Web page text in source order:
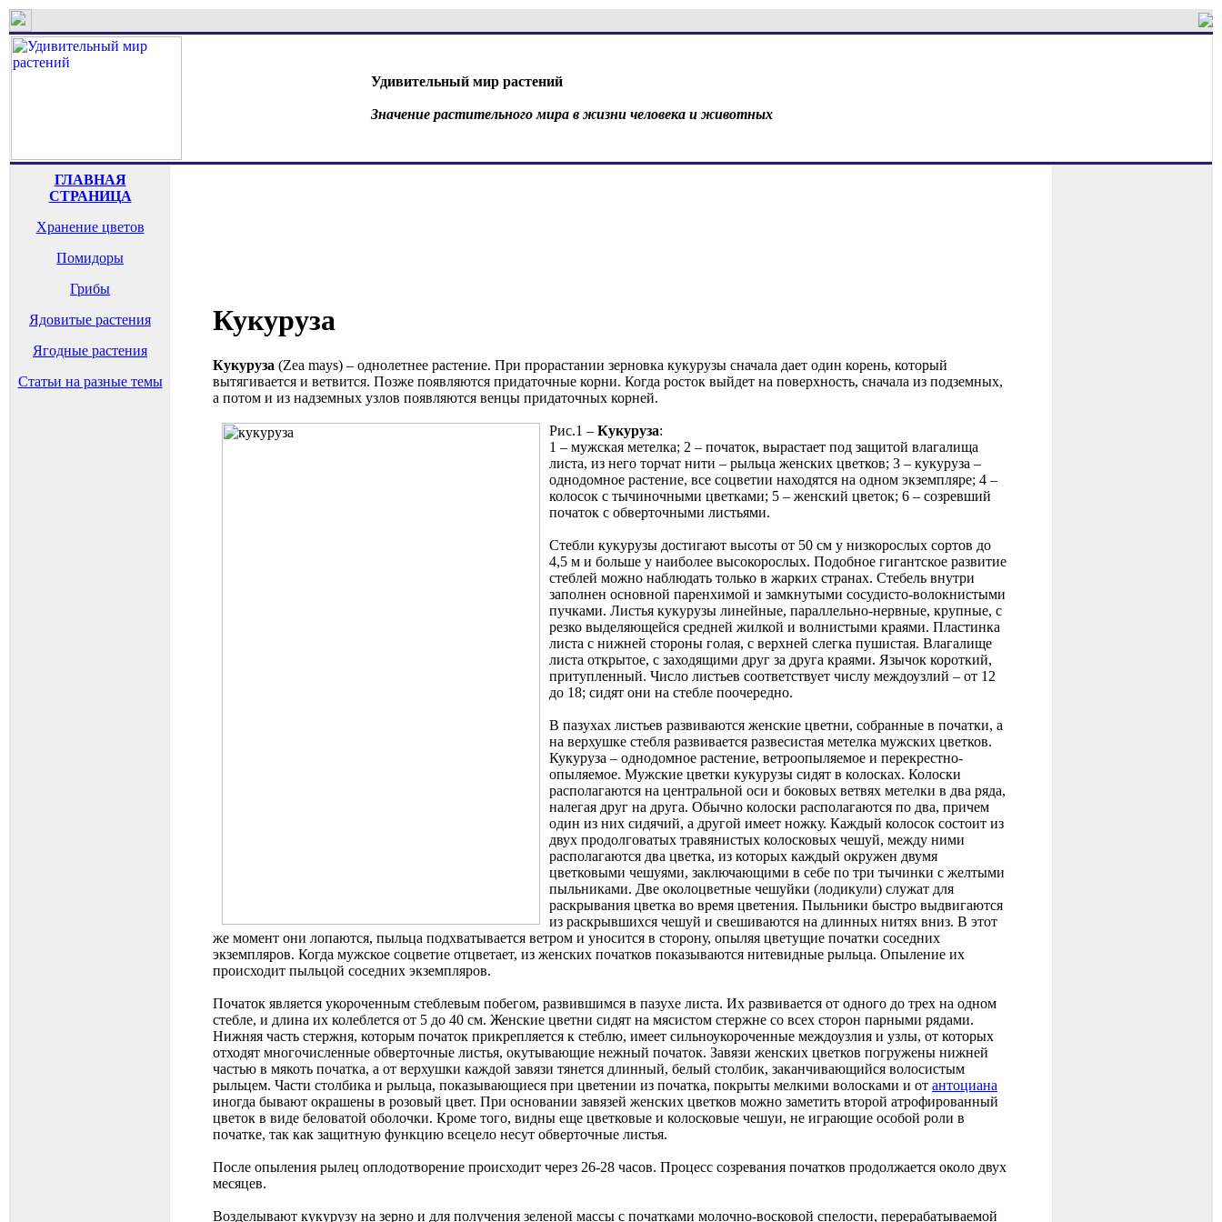
Удивительный мир растений
Значение растительного мира в жизни человека и животных
ГЛАВНАЯ
СТРАНИЦА
Хранение цветов
Помидоры
Грибы
Ядовитые растения
Ягодные растения
Статьи на разные темы
Кукуруза
Кукуруза (Zea mays) – однолетнее растение. При прорастании зерновка кукурузы сначала дает один корень, который
вытягивается и ветвится. Позже появляются придаточные корни. Когда росток выйдет на поверхность, сначала из подземных,
а потом и из надземных узлов появляются венцы придаточных корней.
Рис.1 – Кукуруза:
1 – мужская метелка; 2 – початок, вырастает под защитой влагалища
листа, из него торчат нити – рыльца женских цветков; 3 – кукуруза –
однодомное растение, все соцветии находятся на одном экземпляре; 4 –
колосок с тычиночными цветками; 5 – женский цветок; 6 – созревший
початок с обверточными листьями.
Стебли кукурузы достигают высоты от 50 см у низкорослых сортов до
4,5 м и больше у наиболее высокорослых. Подобное гигантское развитие
стеблей можно наблюдать только в жарких странах. Стебель внутри
заполнен основной паренхимой и замкнутыми сосудисто-волокнистыми
пучками. Листья кукурузы линейные, параллельно-нервные, крупные, с
резко выделяющейся средней жилкой и волнистыми краями. Пластинка
листа с нижней стороны голая, с верхней слегка пушистая. Влагалище
листа открытое, с заходящими друг за друга краями. Язычок короткий,
притупленный. Число листьев соответствует числу междоузлий – от 12
до 18; сидят они на стебле поочередно.
В пазухах листьев развиваются женские цветни, собранные в початки, а
на верхушке стебля развивается развесистая метелка мужских цветков.
Кукуруза – однодомное растение, ветроопыляемое и перекрестно-
опыляемое. Мужские цветки кукурузы сидят в колосках. Колоски
располагаются на центральной оси и боковых ветвях метелки в два ряда,
налегая друг на друга. Обычно колоски располагаются по два, причем
один из них сидячий, а другой имеет ножку. Каждый колосок состоит из
двух продолговатых травянистых колосковых чешуй, между ними
располагаются два цветка, из которых каждый окружен двумя
цветковыми чешуями, заключающими в себе по три тычинки с желтыми
пыльниками. Две околоцветные чешуйки (лодикули) служат для
раскрывания цветка во время цветения. Пыльники быстро выдвигаются
из раскрывшихся чешуй и свешиваются на длинных нитях вниз. В этот
же момент они лопаются, пыльца подхватывается ветром и уносится в сторону, опыляя цветущие початки соседних
экземпляров. Когда мужское соцветие отцветает, из женских початков показываются нитевидные рыльца. Опыление их
происходит пыльцой соседних экземпляров.
Початок является укороченным стеблевым побегом, развившимся в пазухе листа. Их развивается от одного до трех на одном
стебле, и длина их колеблется от 5 до 40 см. Женские цветни сидят на мясистом стержне со всех сторон парными рядами.
Нижняя часть стержня, которым початок прикрепляется к стеблю, имеет сильноукороченные междоузлия и узлы, от которых
отходят многочисленные обверточные листья, окутывающие нежный початок. Завязи женских цветков погружены нижней
частью в мякоть початка, а от верхушки каждой завязи тянется длинный, белый столбик, заканчивающийся волосистым
рыльцем. Части столбика и рыльца, показывающиеся при цветении из початка, покрыты мелкими волосками и от антоциана
иногда бывают окрашены в розовый цвет. При основании завязей женских цветков можно заметить второй атрофированный
цветок в виде беловатой оболочки. Кроме того, видны еще цветковые и колосковые чешуи, не играющие особой роли в
початке, так как защитную функцию всецело несут обверточные листья.
После опыления рылец оплодотворение происходит через 26-28 часов. Процесс созревания початков продолжается около двух
месяцев.
Возделывают кукурузу на зерно и для получения зеленой массы с початками молочно-восковой спелости, перерабатываемой